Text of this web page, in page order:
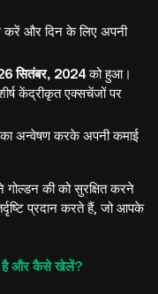
और दिन के लिए अपनी
सितंबर, 2024को हुआ।
केंद्रीकृत एक्सचेंजों पर
अन्वेषण करके अपनी कमाई
की को सुरक्षित करने
प्रदान करते हैं, जो आपके
है और कैसे खेलें?